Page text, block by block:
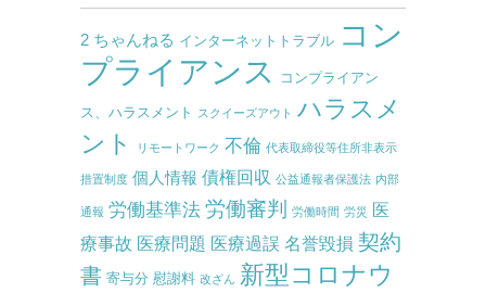
2 ちゃんねる インターネットトラブル コン
プライアンス
コンプライアン
ス、ハラスメント スクイーズアウト ハラスメ
ント
リモートワーク 不倫 代表取締役等住所非表示
措置制度 個人情報 債権回収 公益通報者保護法 内部
通報 労働基準法 労働審判 労働時間 労災
医
療事故 医療問題 医療過誤 名誉毀損 契約
書 寄与分 慰謝料 改ざん 新型コロナウ